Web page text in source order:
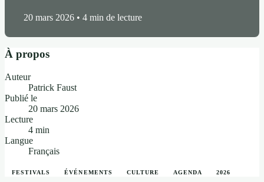
20 mars 2026 • 4 min de lecture
À propos
Auteur
Patrick Faust
Publié le
20 mars 2026
Lecture
4 min
Langue
Français
FESTIVALS ÉVÉNEMENTS CULTURE AGENDA 2026